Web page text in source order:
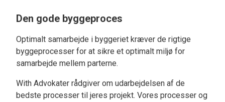
Den gode byggeproces
Optimalt samarbejde i byggeriet kræver de rigtige
byggeprocesser for at sikre et optimalt miljø for
samarbejde mellem parterne.
With Advokater rådgiver om udarbejdelsen af de
bedste processer til jeres projekt. Vores processer og